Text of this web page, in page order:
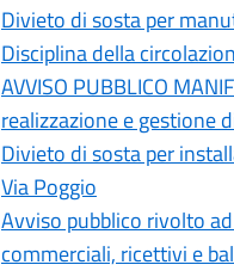
Divieto di sosta per
Disciplina della
AVVISO PUBBLICO
realizzazione e gestione
Divieto di sosta per
Via Poggio
Avviso pubblico rivolto
commerciali, ricettivi e